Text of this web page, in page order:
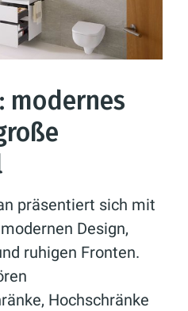
modernes
präsentiert sich mit
Design,
ruhigen Fronten.
Hochschränke